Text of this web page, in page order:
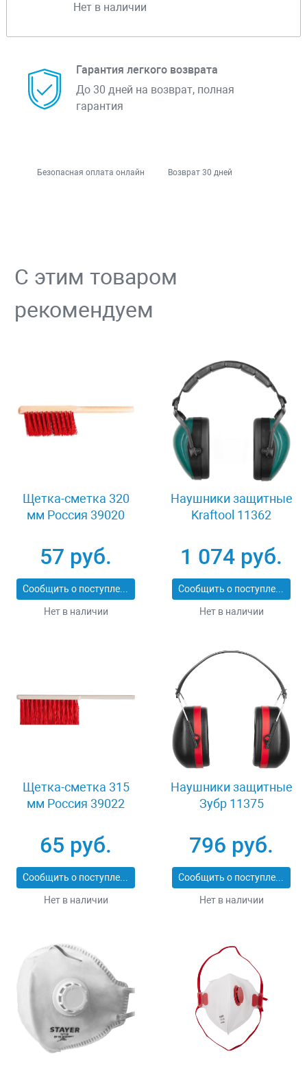
Нет в наличии
Гарантия легкого возврата
До 30 дней на возврат, полная
гарантия
Безопасная оплата онлайн Возврат 30 дней
С этим товаром
рекомендуем
Щетка-сметка 320
мм Россия 39020
57 руб.
Сообщить о поступлении
Нет в наличии
Наушники защитные
Kraftool 11362
1 074 руб.
Сообщить о поступлении
Нет в наличии
Щетка-сметка 315
мм Россия 39022
65 руб.
Сообщить о поступлении
Нет в наличии
Наушники защитные
Зубр 11375
796 руб.
Сообщить о поступлении
Нет в наличии